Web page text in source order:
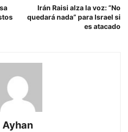
Irán Raisi alza la voz: “No
quedará nada” para Israel si
es atacado
Ayhan